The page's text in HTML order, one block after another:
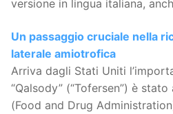
versione in lingua italiana,
Un passaggio cruciale nella
laterale amiotrofica
Arriva dagli Stati Uniti
“Qalsody” (“Tofersen”) è
(Food and Drug